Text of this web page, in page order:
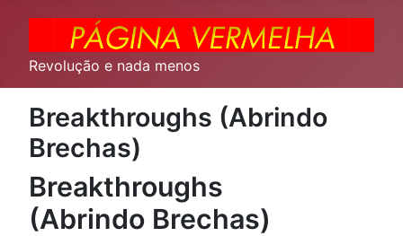
Revolução e nada menos
Breakthroughs (Abrindo
Brechas)
Breakthroughs
(Abrindo Brechas)